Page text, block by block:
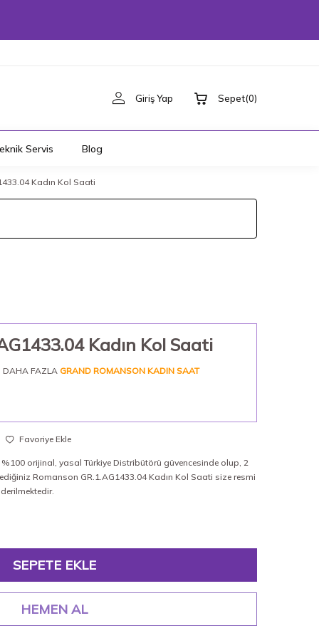
Giriş Yap Sepet(0)
Servis Blog
Kadın Kol Saati
Kadın Kol Saati
DAHA FAZLA GRAND ROMANSON KADIN SAAT
Favoriye Ekle
orijinal, yasal Türkiye Distribütörü güvencesinde olup, 2
Romanson GR.1.AG1433.04 Kadın Kol Saati size resmi
SEPETE EKLE
HEMEN AL